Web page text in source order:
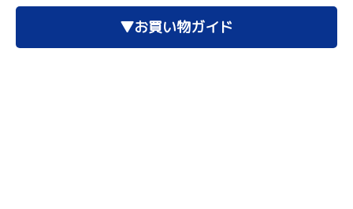
▼お買い物ガイド